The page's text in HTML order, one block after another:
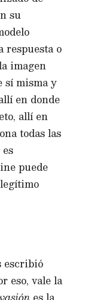
su
respuesta o
imagen
sí misma y
en donde
allí en
todas las
puede
escribió
eso, vale la